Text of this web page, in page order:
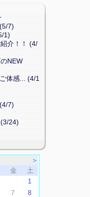
7)
1)
介！！ (4/
NEW
体感... (4/1
7)
24)
＞
金 土
1
7
8